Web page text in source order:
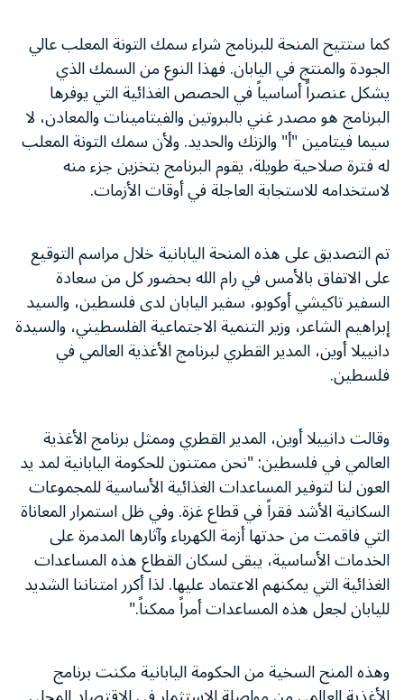
كما ستتيح المنحة للبرنامج شراء سمك التونة المعلب عالي
الجودة والمنتج في اليابان. فهذا النوع من السمك الذي
يشكل عنصراً أساسياً في الحصص الغذائية التي يوفرها
البرنامج هو مصدر غني بالبروتين والفيتامينات والمعادن، لا
سيما فيتامين "أ" والزنك والحديد. ولأن سمك التونة المعلب
له فترة صلاحية طويلة، يقوم البرنامج بتخزين جزء منه
لاستخدامه للاستجابة العاجلة في أوقات الأزمات.
تم التصديق على هذه المنحة اليابانية خلال مراسم التوقيع
على الاتفاق بالأمس في رام الله بحضور كل من سعادة
السفير تاكيشي أوكوبو، سفير اليابان لدى فلسطين، والسيد
إبراهيم الشاعر، وزير التنمية الاجتماعية الفلسطيني، والسيدة
دانييلا أوين، المدير القطري لبرنامج الأغذية العالمي في
فلسطين.
وقالت دانييلا أوين، المدير القطري وممثل برنامج الأغذية
العالمي في فلسطين: "نحن ممتنون للحكومة اليابانية لمد يد
العون لنا لتوفير المساعدات الغذائية الأساسية للمجموعات
السكانية الأشد فقراً في قطاع غزة. وفي ظل استمرار المعاناة
التي فاقمت من حدتها أزمة الكهرباء وآثارها المدمرة على
الخدمات الأساسية، يبقى لسكان القطاع هذه المساعدات
الغذائية التي يمكنهم الاعتماد عليها. لذا أكرر امتناننا الشديد
لليابان لجعل هذه المساعدات أمراً ممكناً."
وهذه المنح السخية من الحكومة اليابانية مكنت برنامج